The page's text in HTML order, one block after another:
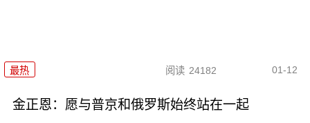
最热 阅读 24182 01-12
金正恩：愿与普京和俄罗斯始终站在一起